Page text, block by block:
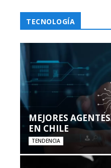
TECNOLOGÍA
MEJORES
EN CHILE
TENDENCIA